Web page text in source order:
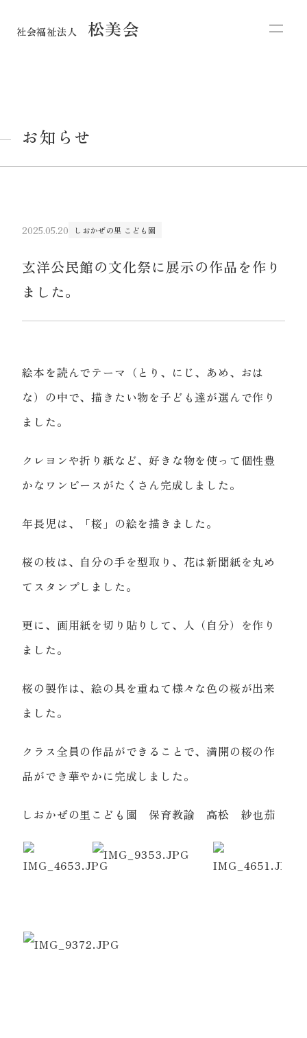
社会福祉法人 松美会
お知らせ
2025.05.20 しおかぜの里 こども園
玄洋公民館の文化祭に展示の作品を作り
ました。
絵本を読んでテーマ（とり、にじ、あめ、おは
な）の中で、描きたい物を子ども達が選んで作り
ました。
クレヨンや折り紙など、好きな物を使って個性豊
かなワンピースがたくさん完成しました。
年長児は、「桜」の絵を描きました。
桜の枝は、自分の手を型取り、花は新聞紙を丸め
てスタンプしました。
更に、画用紙を切り貼りして、人（自分）を作り
ました。
桜の製作は、絵の具を重ねて様々な色の桜が出来
ました。
クラス全員の作品ができることで、満開の桜の作
品ができ華やかに完成しました。
しおかぜの里こども園 保育教諭 高松 紗也茄